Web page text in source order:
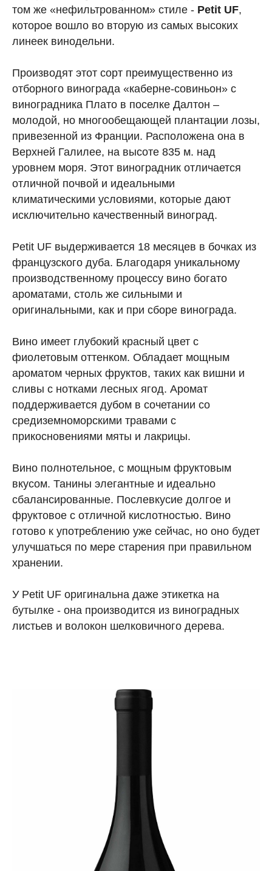
том же «нефильтрованном» стиле - Petit UF,
которое вошло во вторую из самых высоких
линеек винодельни.
Производят этот сорт преимущественно из
отборного винограда «каберне-совиньон» с
виноградника Плато в поселке Далтон –
молодой, но многообещающей плантации лозы,
привезенной из Франции. Расположена она в
Верхней Галилее, на высоте 835 м. над
уровнем моря. Этот виноградник отличается
отличной почвой и идеальными
климатическими условиями, которые дают
исключительно качественный виноград.
Petit UF выдерживается 18 месяцев в бочках из
французского дуба. Благодаря уникальному
производственному процессу вино богато
ароматами, столь же сильными и
оригинальными, как и при сборе винограда.
Вино имеет глубокий красный цвет с
фиолетовым оттенком. Обладает мощным
ароматом черных фруктов, таких как вишни и
сливы с нотками лесных ягод. Аромат
поддерживается дубом в сочетании со
средиземноморскими травами с
прикосновениями мяты и лакрицы.
Вино полнотельное, с мощным фруктовым
вкусом. Танины элегантные и идеально
сбалансированные. Послевкусие долгое и
фруктовое с отличной кислотностью. Вино
готово к употреблению уже сейчас, но оно будет
улучшаться по мере старения при правильном
хранении.
У Petit UF оригинальна даже этикетка на
бутылке - она производится из виноградных
листьев и волокон шелковичного дерева.